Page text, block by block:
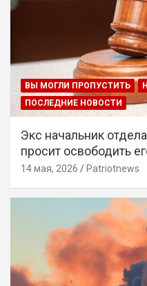
ВЫ МОГЛИ ПРОПУСТИТЬ
ПОСЛЕДНИЕ НОВОСТИ
Экс начальник
просит освободить
14 мая, 2026 Patriotnews